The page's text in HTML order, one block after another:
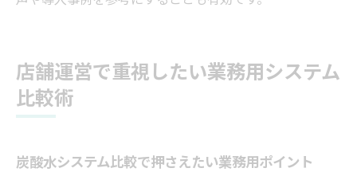
店舗運営で重視したい業務用システム
比較術
炭酸水システム比較で押さえたい業務用ポイント